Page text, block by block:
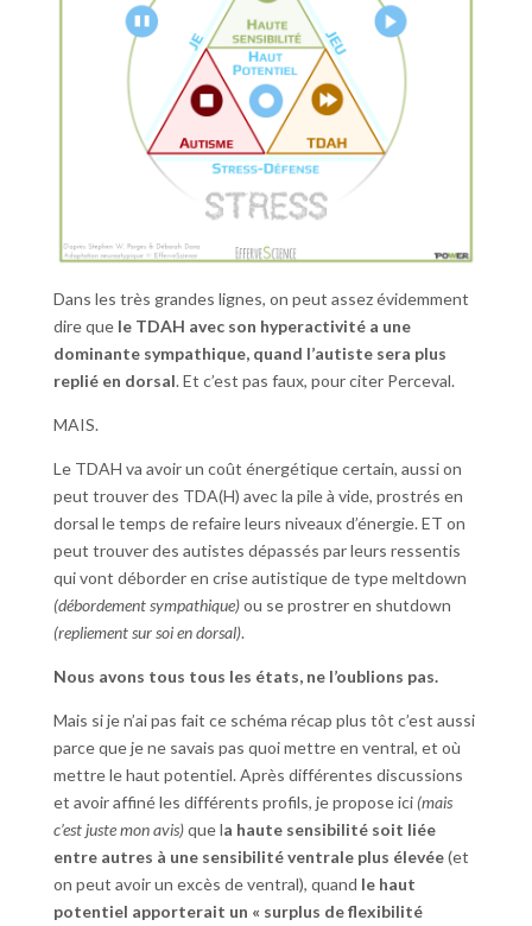
Dans les très grandes lignes, on peut assez évidemment
dire que le TDAH avec son hyperactivité a une
dominante sympathique, quand l’autiste sera plus
replié en dorsal. Et c’est pas faux, pour citer Perceval.
MAIS.
Le TDAH va avoir un coût énergétique certain, aussi on
peut trouver des TDA(H) avec la pile à vide, prostrés en
dorsal le temps de refaire leurs niveaux d’énergie. ET on
peut trouver des autistes dépassés par leurs ressentis
qui vont déborder en crise autistique de type meltdown
(débordement sympathique)ou se prostrer en shutdown
(repliement sur soi en dorsal).
Nous avons tous tous les états, ne l’oublions pas.
Mais si je n’ai pas fait ce schéma récap plus tôt c’est aussi
parce que je ne savais pas quoi mettre en ventral, et où
mettre le haut potentiel. Après différentes discussions
et avoir affiné les différents profils, je propose ici (mais
c’est juste mon avis)que la haute sensibilité soit liée
entre autres à une sensibilité ventrale plus élevée(et
on peut avoir un excès de ventral), quand le haut
potentiel apporterait un « surplus de flexibilité